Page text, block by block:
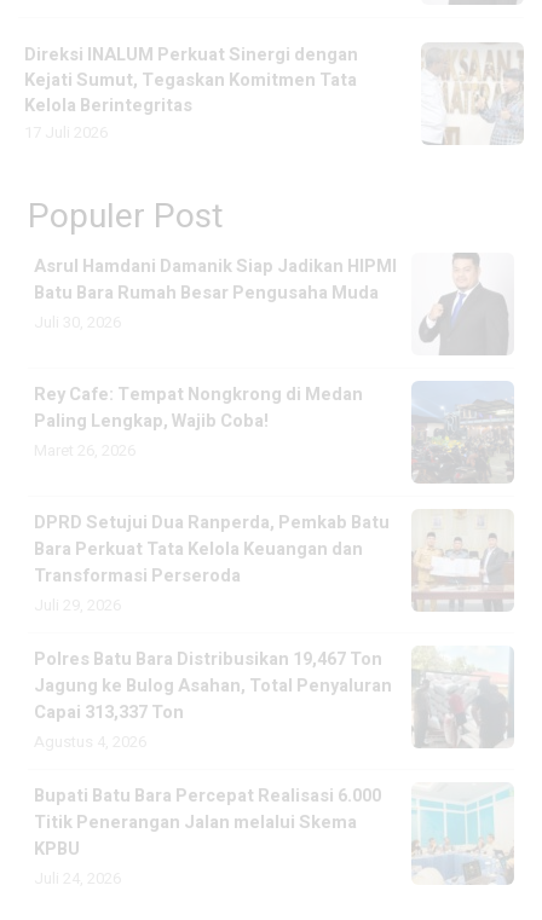
Direksi INALUM Perkuat Sinergi dengan
Kejati Sumut, Tegaskan Komitmen Tata
Kelola Berintegritas
Populer Post
Asrul Hamdani Damanik Siap Jadikan HIPMI
Batu Bara Rumah Besar Pengusaha Muda
Rey Cafe: Tempat Nongkrong di Medan
Paling Lengkap, Wajib Coba!
DPRD Setujui Dua Ranperda, Pemkab Batu
Bara Perkuat Tata Kelola Keuangan dan
Transformasi Perseroda
Polres Batu Bara Distribusikan 19,467 Ton
Jagung ke Bulog Asahan, Total Penyaluran
Capai 313,337 Ton
Bupati Batu Bara Percepat Realisasi 6.000
Titik Penerangan Jalan melalui Skema
KPBU